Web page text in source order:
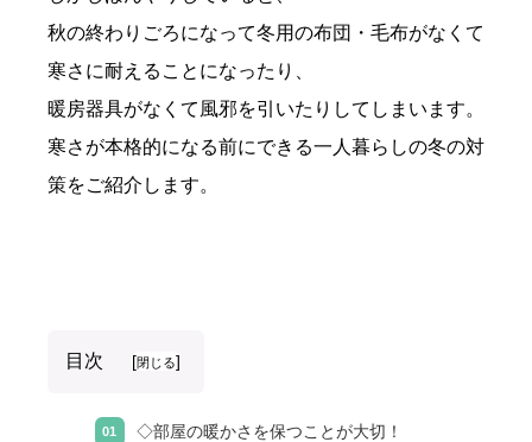
秋の終わりごろになって冬用の布団・毛布がなくて
寒さに耐えることになったり、
暖房器具がなくて風邪を引いたりしてしまいます。
寒さが本格的になる前にできる一人暮らしの冬の対
策をご紹介します。
目次 [閉じる]
◇部屋の暖かさを保つことが大切！